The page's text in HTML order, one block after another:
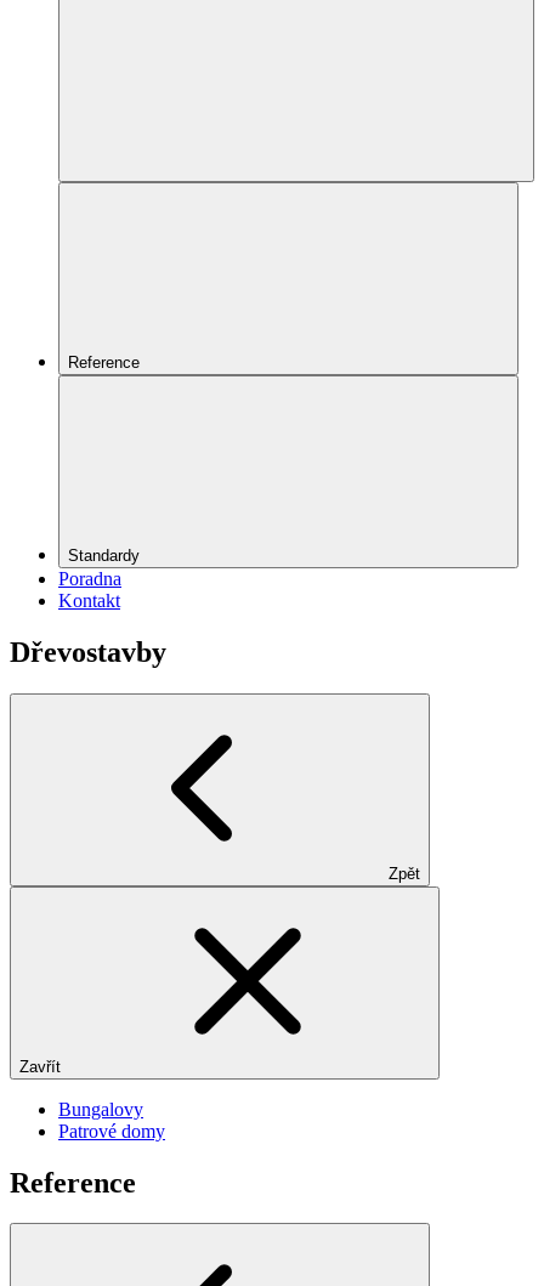
Reference
Standardy
Poradna
Kontakt
Dřevostavby
Zpět
Zavřít
Bungalovy
Patrové domy
Reference